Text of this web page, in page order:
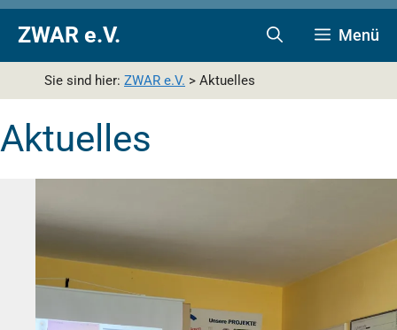
Zum
Inhalt
springen
Zur
Navigation
springen
Zum
Inhalt
springen
ZWAR e.V. Menü
Sie sind hier: ZWAR e.V. > Aktuelles
Aktuelles